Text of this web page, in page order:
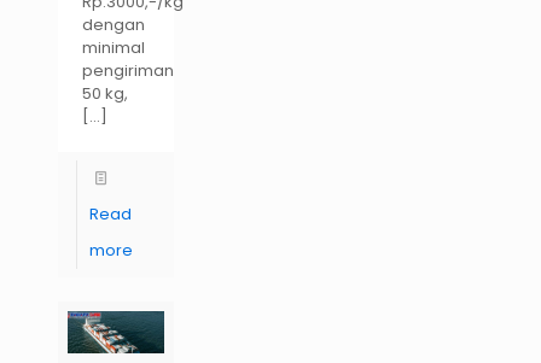
dengan
minimal
pengiriman
50 kg,
[…]
Read
more